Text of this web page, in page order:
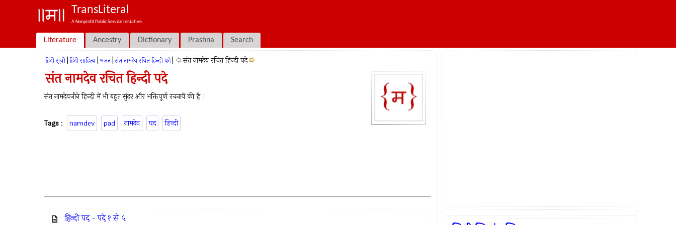
TransLiteral
A Nonprofit Public Service Initiative.
Literature Ancestry Dictionary Prashna Search
हिंदी सूची हिंदी साहित्य भजन संत नामदेव रचित हिन्दी पदे संत नामदेव रचित हिन्दी पदे
संत नामदेव रचित हिन्दी पदे
संत नामदेवजीने हिन्दी में भी बहुत सुंदर और भक्तिपूर्ण रचनायें की है ।
Tags : namdev pad नामदेव पद हिन्दी
हिन्दी पद - पदे १ से ५